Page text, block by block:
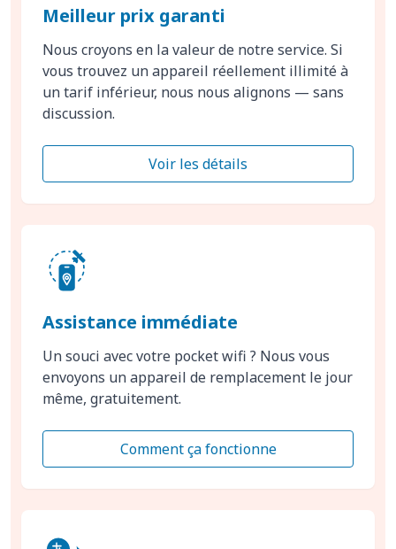
Meilleur prix garanti
Nous croyons en la valeur de notre service. Si
vous trouvez un appareil réellement illimité à
un tarif inférieur, nous nous alignons — sans
discussion.
Voir les détails
Assistance immédiate
Un souci avec votre pocket wifi ? Nous vous
envoyons un appareil de remplacement le jour
même, gratuitement.
Comment ça fonctionne